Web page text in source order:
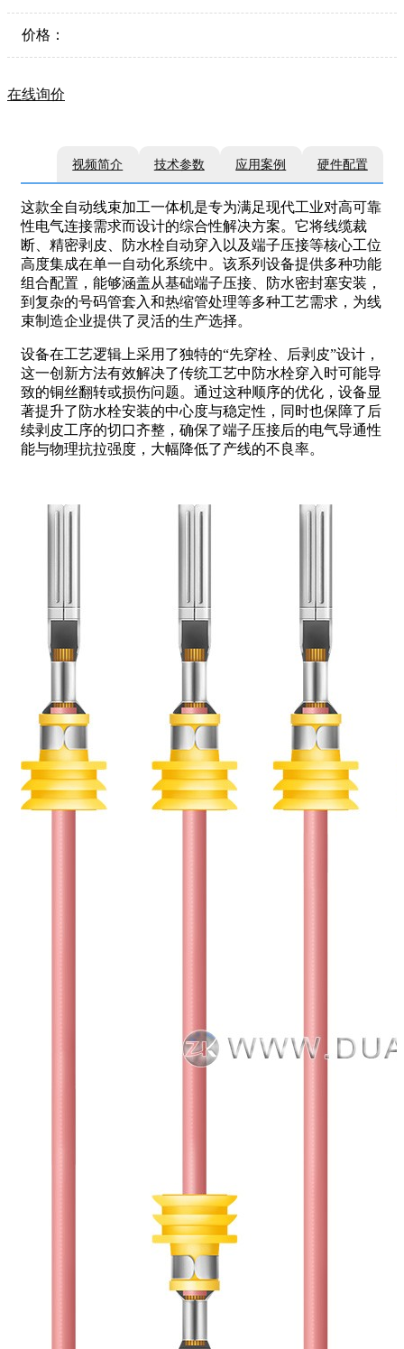
价格：
在线询价
视频简介 技术参数 应用案例 硬件配置
这款全自动线束加工一体机是专为满足现代工业对高可靠
性电气连接需求而设计的综合性解决方案。它将线缆裁
断、精密剥皮、防水栓自动穿入以及端子压接等核心工位
高度集成在单一自动化系统中。该系列设备提供多种功能
组合配置，能够涵盖从基础端子压接、防水密封塞安装，
到复杂的号码管套入和热缩管处理等多种工艺需求，为线
束制造企业提供了灵活的生产选择。
设备在工艺逻辑上采用了独特的“先穿栓、后剥皮”设计，
这一创新方法有效解决了传统工艺中防水栓穿入时可能导
致的铜丝翻转或损伤问题。通过这种顺序的优化，设备显
著提升了防水栓安装的中心度与稳定性，同时也保障了后
续剥皮工序的切口齐整，确保了端子压接后的电气导通性
能与物理抗拉强度，大幅降低了产线的不良率。